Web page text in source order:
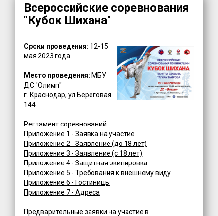
Всероссийские соревнования
"Кубок Шихана"
Сроки проведения: 12-15
мая 2023 года
Место проведения: МБУ
ДС "Олимп"
г. Краснодар, ул Береговая
144
Регламент соревнований
Приложение 1 - Заявка на участие
Приложение 2 - Заявление (до 18 лет)
Приложение 3 - Заявление (с 18 лет)
Приложение 4 - Защитная экипировка
Приложение 5 - Требования к внешнему виду
Приложение 6 - Гостиницы
Приложение 7 - Адреса
Предварительные заявки на участие в